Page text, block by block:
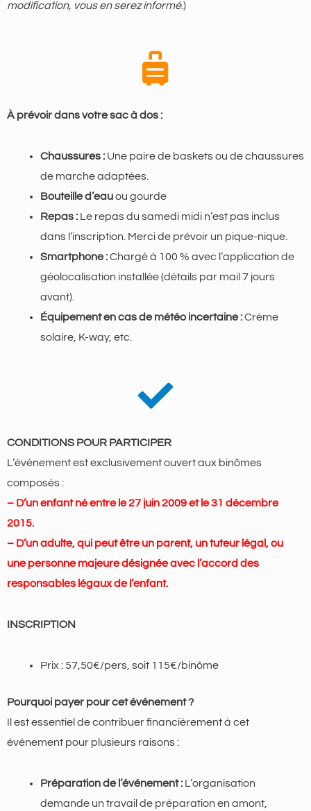
modification, vous en serez informé.)
À prévoir dans votre sac à dos :
Chaussures : Une paire de baskets ou de chaussures
de marche adaptées.
Bouteille d’eauou gourde
Repas : Le repas du samedi midi n’est pas inclus
dans l’inscription. Merci de prévoir un pique-nique.
Smartphone :Chargé à 100 % avec l’application de
géolocalisation installée (détails par mail 7 jours
avant).
Équipement en cas de météo incertaine :Crème
solaire, K-way, etc.
CONDITIONS POUR PARTICIPER
L’évènement est exclusivement ouvert aux binômes
composés :
– D’un enfant né entre le 27 juin 2009 et le 31 décembre
2015.
– D’un adulte, qui peut être un parent, un tuteur légal, ou
une personne majeuredésignée avec l’accord des
responsables légaux de l’enfant.
INSCRIPTION
Prix : 57,50€/pers, soit 115€/binôme
Pourquoi payer pour cet événement ?
Il est essentiel de contribuer financièrement à cet
événement pour plusieurs raisons :
Préparation de l’événement : L’organisation
demande un travail de préparation en amont,